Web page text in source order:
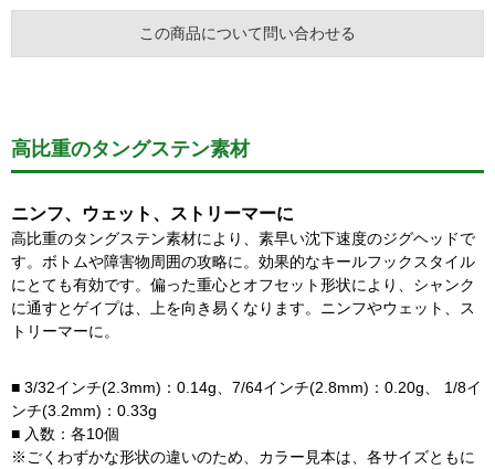
この商品について問い合わせる
高比重のタングステン素材
ニンフ、ウェット、ストリーマーに
高比重のタングステン素材により、素早い沈下速度のジグヘッドで
す。ボトムや障害物周囲の攻略に。効果的なキールフックスタイル
にとても有効です。偏った重心とオフセット形状により、シャンク
に通すとゲイプは、上を向き易くなります。ニンフやウェット、ス
トリーマーに。
■ 3/32インチ(2.3mm)：0.14g、7/64インチ(2.8mm)：0.20g、 1/8イ
ンチ(3.2mm)：0.33g
■ 入数：各10個
※ごくわずかな形状の違いのため、カラー見本は、各サイズともに